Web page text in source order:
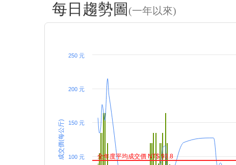
每日趨勢圖 (一年以來)
成交價(每公斤) 100 元
150 元
200 元
250 元
全年度平均成交價 NT$ 93.8